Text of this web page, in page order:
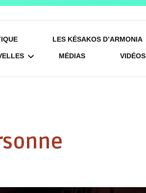
LES KÉSAKOS D’ARMONIA
MÉDIAS VIDÉOS